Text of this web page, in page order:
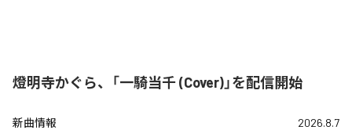
燈明寺かぐら、「一騎当千 (Cover)」を配信開始
新曲情報 2026.8.7